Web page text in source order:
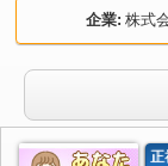
企業 株式
正